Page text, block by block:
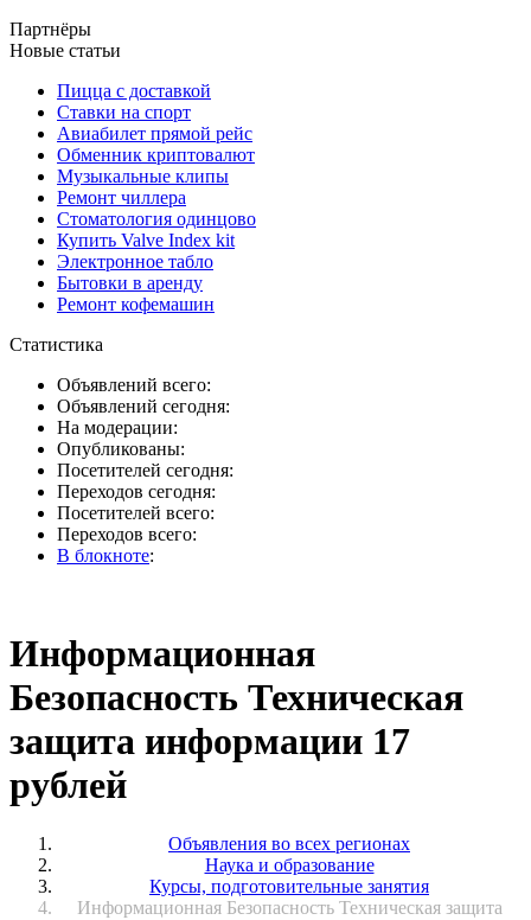
Партнёры
Новые статьи
Пицца с доставкой
Ставки на спорт
Авиабилет прямой рейс
Обменник криптовалют
Музыкальные клипы
Ремонт чиллера
Стоматология одинцово
Купить Valve Index kit
Электронное табло
Бытовки в аренду
Ремонт кофемашин
Статистика
Объявлений всего:
Объявлений сегодня:
На модерации:
Опубликованы:
Посетителей сегодня:
Переходов сегодня:
Посетителей всего:
Переходов всего:
В блокноте:
Информационная
Безопасность Техническая
защита информации 17
рублей
Объявления во всех регионах
Наука и образование
Курсы, подготовительные занятия
Информационная Безопасность Техническая защита